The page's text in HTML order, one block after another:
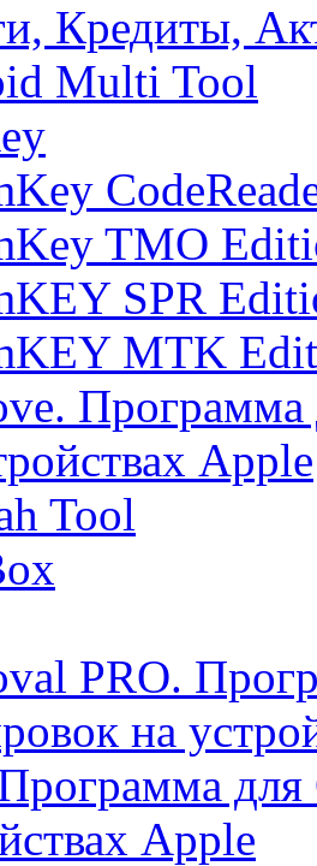
Кредиты,
Multi Tool
TMO
SPR
MTK
Программа
Apple
Tool
PRO.
на
для
Apple